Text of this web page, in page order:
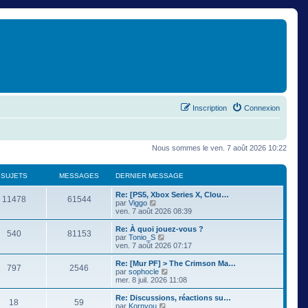
Connexion
Inscription
Nous sommes le ven. 7 août 2026 10:22
SUJETS MESSAGES DERNIER MESSAGE
11478 61544
Re: [PS5, Xbox Series X, Clou…
par Viggo
o
n
s
u
l
e
r
l
e
e
ven. 7 août 2026 08:39
540 81153
Re: À quoi jouez-vous ?
par Tonio_S
o
n
s
u
l
r
ven. 7 août 2026 07:17
797 2546
Re: [Mur PF] > The Crimson Ma…
par sophocle
o
n
s
mer. 8 juil. 2026 11:08
18 59
Re: Discussions, réactions su…
par Kornyou